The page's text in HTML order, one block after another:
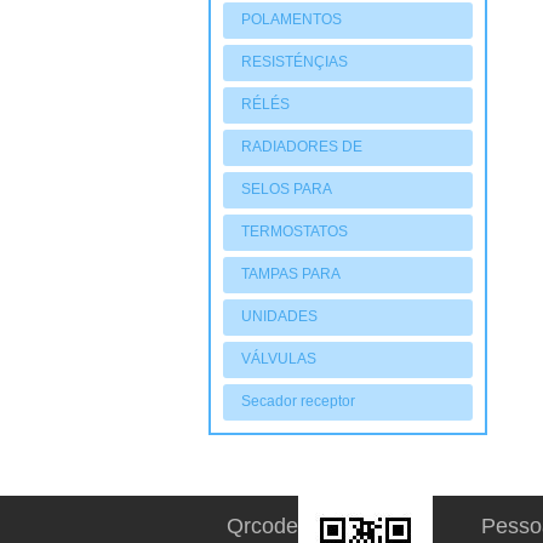
POLAMENTOS
RESISTÉNÇIAS
RÉLÉS
RADIADORES DE
AQUECIMENTO
SELOS PARA
COMPRESSORES
TERMOSTATOS
TAMPAS PARA
COMPRESSORES
UNIDADES
CONDENSADORAS
VÁLVULAS
Secador receptor
Qrcode